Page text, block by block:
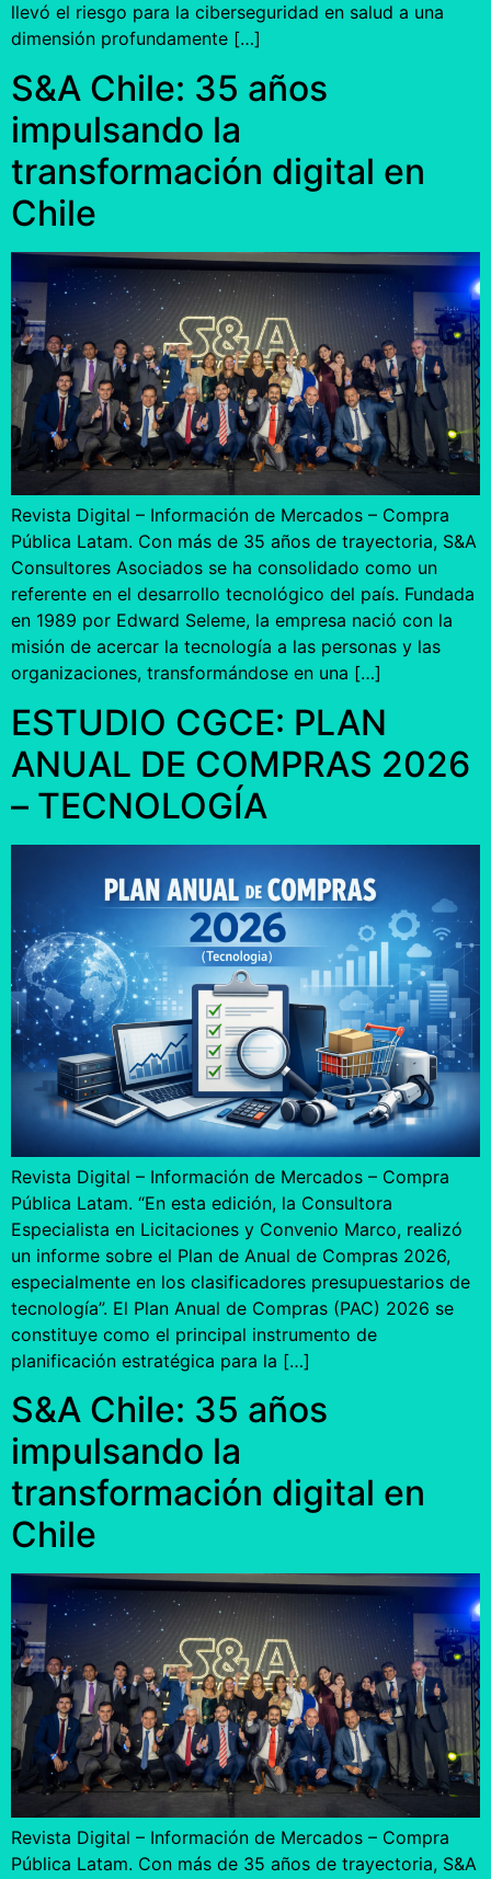
llevó el riesgo para la ciberseguridad en salud a una
dimensión profundamente […]
S&A Chile: 35 años
impulsando la
transformación digital en
Chile
Revista Digital – Información de Mercados – Compra
Pública Latam. Con más de 35 años de trayectoria, S&A
Consultores Asociados se ha consolidado como un
referente en el desarrollo tecnológico del país. Fundada
en 1989 por Edward Seleme, la empresa nació con la
misión de acercar la tecnología a las personas y las
organizaciones, transformándose en una […]
ESTUDIO CGCE: PLAN
ANUAL DE COMPRAS 2026
– TECNOLOGÍA
Revista Digital – Información de Mercados – Compra
Pública Latam. “En esta edición, la Consultora
Especialista en Licitaciones y Convenio Marco, realizó
un informe sobre el Plan de Anual de Compras 2026,
especialmente en los clasificadores presupuestarios de
tecnología”. El Plan Anual de Compras (PAC) 2026 se
constituye como el principal instrumento de
planificación estratégica para la […]
S&A Chile: 35 años
impulsando la
transformación digital en
Chile
Revista Digital – Información de Mercados – Compra
Pública Latam. Con más de 35 años de trayectoria, S&A